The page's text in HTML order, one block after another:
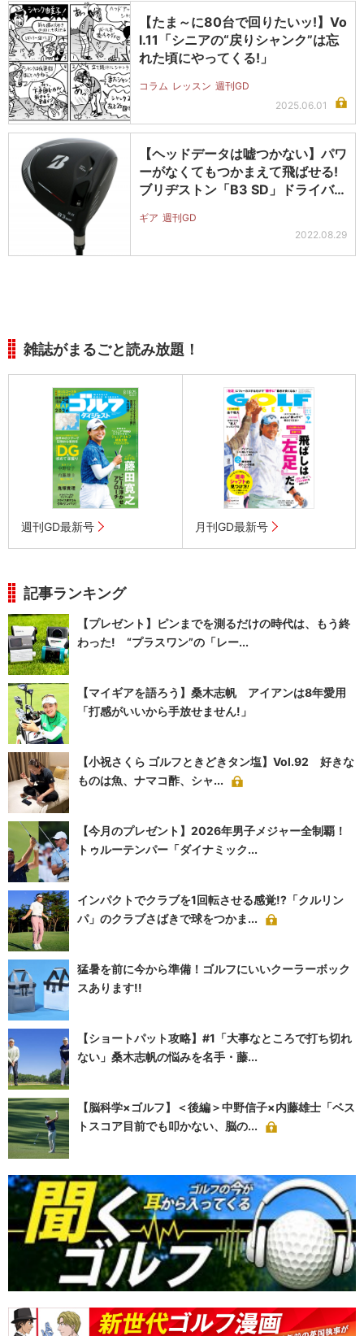
【たま～に80台で回りたいッ!】Vo
l.11「シニアの“戻りシャンク”は忘
れた頃にやってくる!」
コラム レッスン 週刊GD
2025.06.01
【ヘッドデータは嘘つかない】パワ
ーがなくてもつかまえて飛ばせる!
ブリヂストン「B3 SD」ドライバ…
ギア 週刊GD
2022.08.29
雑誌がまるごと読み放題！
週刊GD最新号 月刊GD最新号
記事ランキング
【プレゼント】ピンまでを測るだけの時代は、もう終
わった! “プラスワン”の「レー...
【マイギアを語ろう】桑木志帆 アイアンは8年愛用
「打感がいいから手放せません!」
【小祝さくら ゴルフときどきタン塩】Vol.92 好きな
ものは魚、ナマコ酢、シャ...
【今月のプレゼント】2026年男子メジャー全制覇！
トゥルーテンパー「ダイナミック...
インパクトでクラブを1回転させる感覚!?「クルリン
パ」のクラブさばきで球をつかま...
猛暑を前に今から準備！ゴルフにいいクーラーボック
スあります!!
【ショートパット攻略】#1「大事なところで打ち切れ
ない」桑木志帆の悩みを名手・藤...
【脳科学×ゴルフ】＜後編＞中野信子×内藤雄士「ベス
トスコア目前でも叩かない、脳の...